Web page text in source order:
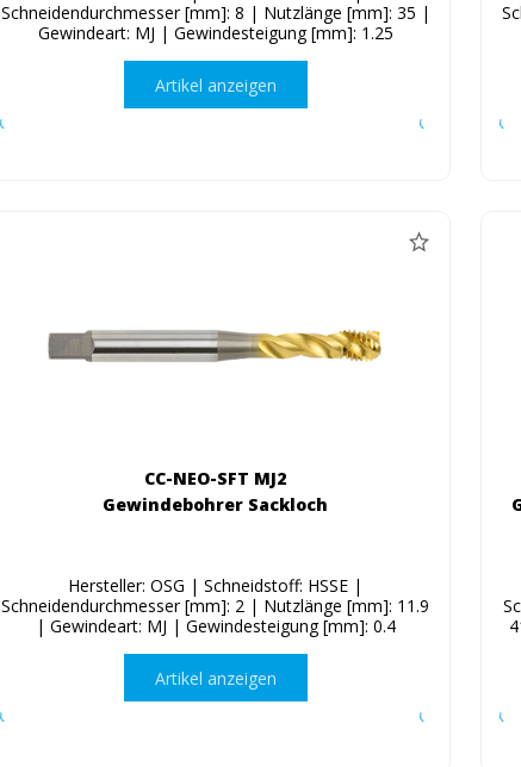
Schneidendurchmesser [mm]: 8 | Nutzlänge [mm]: 35 |
Gewindeart: MJ | Gewindesteigung [mm]: 1.25
Artikel anzeigen
CC-NEO-SFT MJ2
Gewindebohrer Sackloch
Hersteller: OSG | Schneidstoff: HSSE |
Schneidendurchmesser [mm]: 2 | Nutzlänge [mm]: 11.9
| Gewindeart: MJ | Gewindesteigung [mm]: 0.4
Artikel anzeigen